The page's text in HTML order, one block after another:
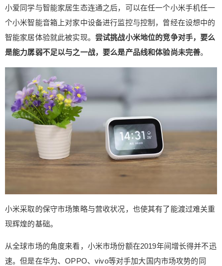
小爱同学与智能家居生态连通之后，可以在任一个小米手机任一
个小米智能音箱上对家中设备进行监控与控制，曾经在设想中的
智能家居体验就此被实现。 尝试挑战小米地位的竞争对手，要么
是能力孱弱不足以与之一战，要么是产品线和体验尚未完善。
小米采取的保守市场策略与营收状况，也使其有了能渡过难关重
现辉煌的基础。
从全球市场的角度来看，小米市场份额在2019年间增长得并不迅
速。但是在华为、OPPO、vivo等对手加大国内市场攻势的同
给Nancy打赏
元 5 元 10 元
20 50
立刻支付
¥
6位以上